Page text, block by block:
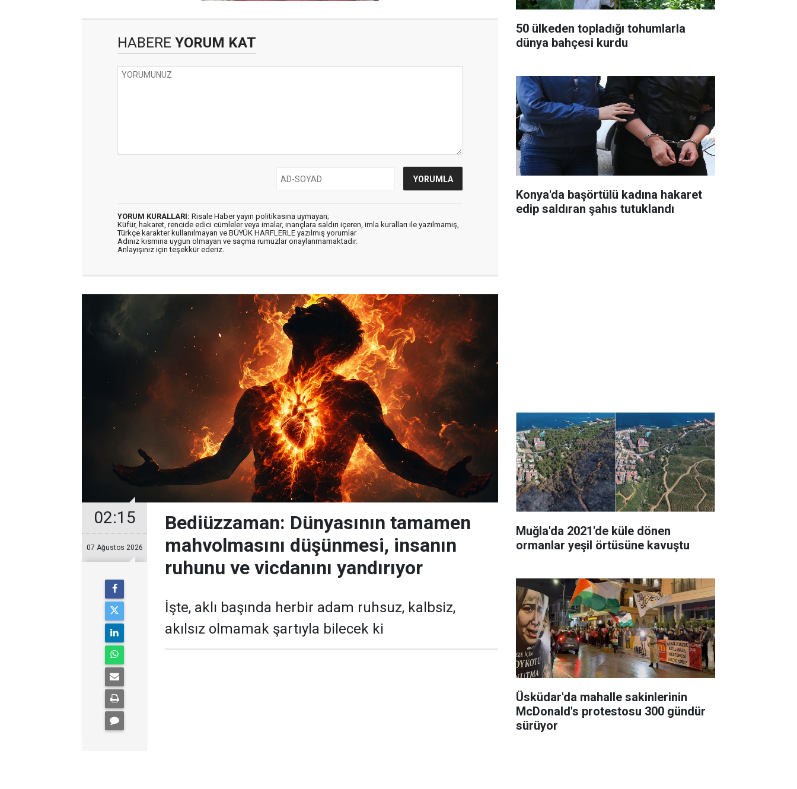
HABERE YORUM KAT
YORUM KURALLARI: Risale Haber yayın politikasına uymayan;
Küfür, hakaret, rencide edici cümleler veya imalar, inançlara saldırı içeren, imla kuralları ile yazılmamış,
Türkçe karakter kullanılmayan ve BÜYÜK HARFLERLE yazılmış yorumlar
Adınız kısmına uygun olmayan ve saçma rumuzlar onaylanmamaktadır.
Anlayışınız için teşekkür ederiz.
02:15
07 Ağustos 2026
Bediüzzaman: Dünyasının tamamen
mahvolmasını düşünmesi, insanın
ruhunu ve vicdanını yandırıyor
İşte, aklı başında herbir adam ruhsuz, kalbsiz,
akılsız olmamak şartıyla bilecek ki
50 ülkeden topladığı tohumlarla
dünya bahçesi kurdu
Konya'da başörtülü kadına hakaret
edip saldıran şahıs tutuklandı
Muğla'da 2021'de küle dönen
ormanlar yeşil örtüsüne kavuştu
Üsküdar'da mahalle sakinlerinin
McDonald's protestosu 300 gündür
sürüyor